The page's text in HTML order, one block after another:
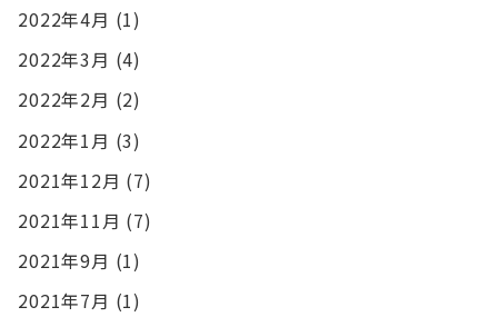
2022年4月 (1)
2022年3月 (4)
2022年2月 (2)
2022年1月 (3)
2021年12月 (7)
2021年11月 (7)
2021年9月 (1)
2021年7月 (1)